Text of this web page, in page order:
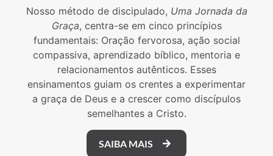
Nosso método de discipulado, Uma Jornada da
Graça, centra-se em cinco princípios
fundamentais: Oração fervorosa, ação social
compassiva, aprendizado bíblico, mentoria e
relacionamentos autênticos. Esses
ensinamentos guiam os crentes a experimentar
a graça de Deus e a crescer como discípulos
semelhantes a Cristo.
SAIBA MAIS